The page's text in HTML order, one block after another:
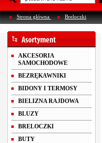
Strona główna Breloczki
AKCESORIA
SAMOCHODOWE
BEZRĘKAWNIKI
BIDONY I TERMOSY
BIELIZNA RAJDOWA
BLUZY
BRELOCZKI
BUTY